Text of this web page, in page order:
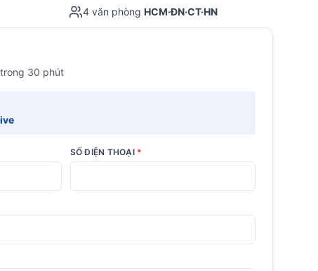
4 văn phòng HCM·ĐN·CT·HN
trong 30 phút
SỐ ĐIỆN THOẠI *